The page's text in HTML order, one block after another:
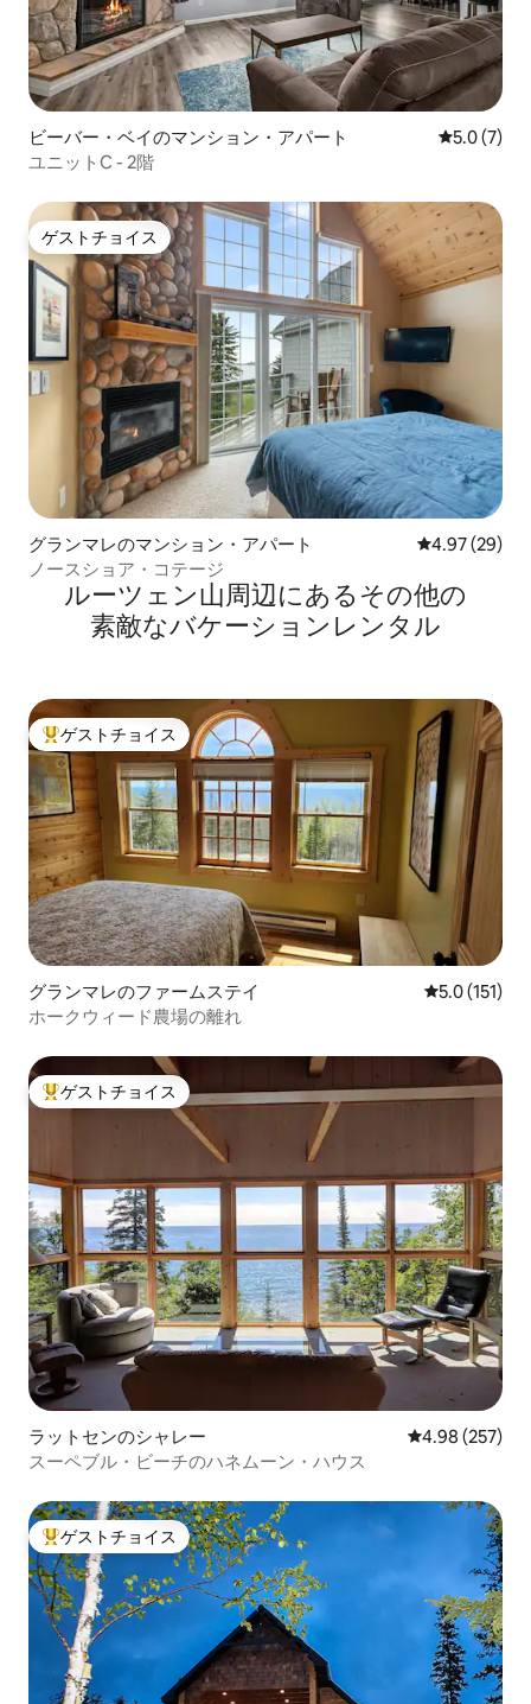
ビーバー・ベイのマンション・アパート レビュー7
5.0 (7)
ユニットC - 2階
ゲストチョイス
ゲストチョイス
グランマレのマンション・アパート レビュー29
4.97 (29)
ノースショア・コテージ
ルーツェン山⁠周⁠辺⁠に⁠あ⁠るそ⁠の⁠他⁠の
素⁠敵⁠なバ⁠ケ⁠ー⁠シ⁠ョ⁠ン⁠レ⁠ン⁠タ⁠ル
大好評のゲストチョイスです。
ゲストチョイス
グランマレのファームステイ レビュー151
5.0 (151)
ホークウィード農場の離れ
大好評のゲストチョイスです。
ゲストチョイス
ラットセンのシャレー レビュー257
4.98 (257)
スーペブル・ビーチのハネムーン・ハウス
大好評のゲストチョイスです。
ゲストチョイス